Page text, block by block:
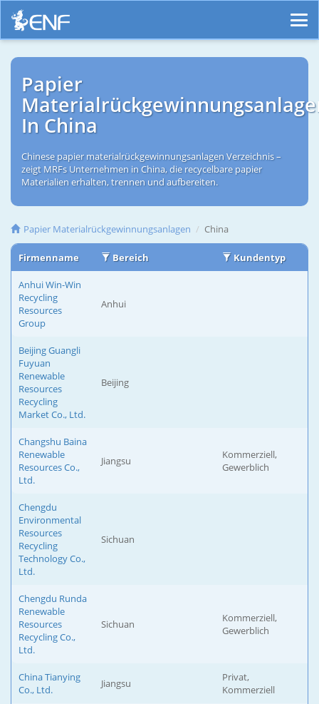
Papier
In China
Chinese papier materialrückgewinnungsanlagen Verzeichnis –
zeigt MRFs Unternehmen in China, die recycelbare papier
Materialien erhalten, trennen und aufbereiten.
Papier Materialrückgewinnungsanlagen China
Firmenname Bereich Kundentyp
Anhui Win-Win
Recycling
Resources
Group
Anhui
Beijing Guangli
Fuyuan
Renewable
Resources
Recycling
Market Co., Ltd.
Beijing
Changshu Baina
Renewable
Resources Co.,
Ltd.
Jiangsu
Kommerziell,
Gewerblich
Chengdu
Environmental
Resources
Recycling
Technology Co.,
Ltd.
Sichuan
Chengdu Runda
Renewable
Resources
Recycling Co.,
Ltd.
Sichuan
Kommerziell,
Gewerblich
China Tianying
Co., Ltd.
Jiangsu
Privat,
Kommerziell